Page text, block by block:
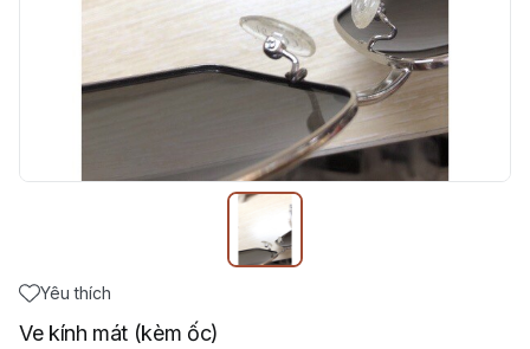
Yêu thích
Ve kính mát (kèm ốc)